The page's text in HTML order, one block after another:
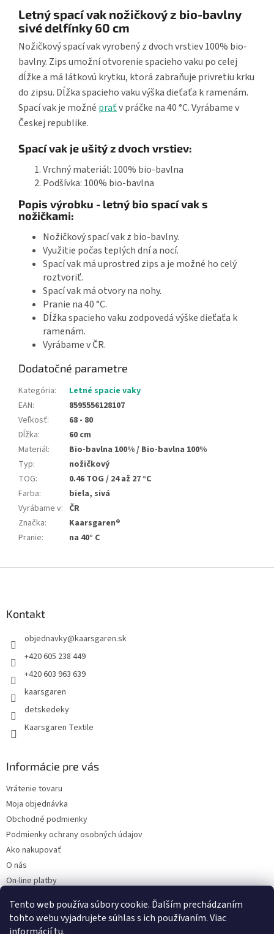
Tento web používa súbory cookie. Ďalším prechádzaním
tohto webu vyjadrujete súhlas s ich používaním. Viac
Letný spací vak nožičkový z bio-bavlny
sivé delfínky 60 cm
Nožičkový spací vak vyrobený z dvoch vrstiev 100% bio-
bavlny. Zips umožní otvorenie spacieho vaku po celej
dĺžke a má látkovú krytku, ktorá zabraňuje privretiu krku
do zipsu. Dĺžka spacieho vaku výška dieťaťa k ramenám.
Spací vak je možné praťv práčke na 40 °C. Vyrábame v
Českej republike.
Spací vak je ušitý z dvoch vrstiev:
Vrchný materiál: 100% bio-bavlna
Podšívka: 100% bio-bavlna
Popis výrobku - letný bio spací vak s
nožičkami:
Nožičkový spací vak z bio-bavlny.
Využitie počas teplých dní a nocí.
Spací vak má uprostred zips a je možné ho celý
roztvoriť.
Spací vak má otvory na nohy.
Pranie na 40 °C.
Dĺžka spacieho vaku zodpovedá výške dieťaťa k
ramenám.
Vyrábame v ČR.
Dodatočné parametre
Kategória:
Letné spacie vaky
EAN:
8595556128107
Veľkosť:
68 - 80
Dĺžka:
60 cm
Materiál:
Bio-bavlna 100% / Bio-bavlna 100%
Typ:
nožičkový
TOG:
0.46 TOG / 24 až 27 °C
Farba:
biela, sivá
Vyrábame v: ČR
Značka:
Kaarsgaren®
Pranie: na 40° C
Kontakt
objednavky@kaarsgaren.sk
+420 605 238 449
+420 603 963 639
kaarsgaren
detskedeky
Kaarsgaren Textile
Informácie pre vás
Vrátenie tovaru
Moja objednávka
Obchodné podmienky
Podmienky ochrany osobných údajov
Ako nakupovať
O nás
On-line platby
Čo dať do kočíka v zime?